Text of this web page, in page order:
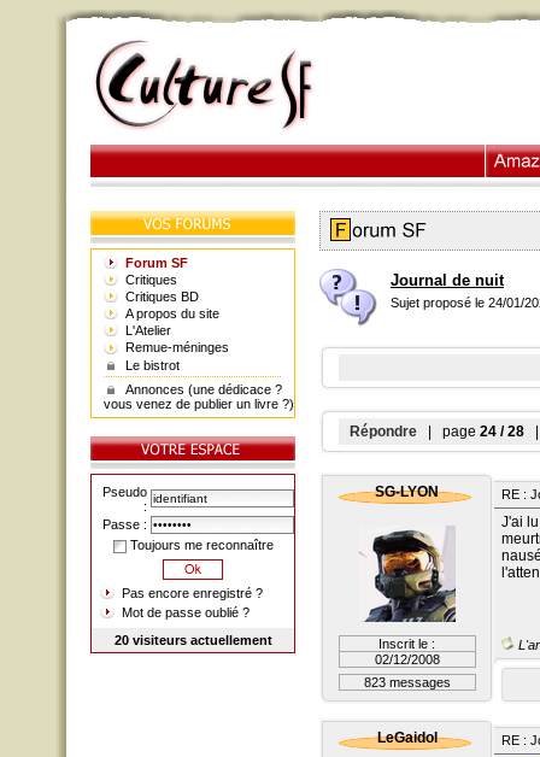
Forum SF
Critiques
Critiques BD
A propos du site
L'Atelier
Remue-méninges
Le bistrot
Annonces (une dédicace ?
vous venez de publier un livre ?)
Pseudo
:
Passe :
Toujours me reconnaître
Pas encore enregistré ?
Mot de passe oublié ?
20 visiteurs actuellement
Journal de nuit
Sujet proposé le 24/01/
Répondre | page 24 / 28
SG-LYON
Inscrit le :
02/12/2008
823 messages
RE :
J'ai
LeGaidol RE :